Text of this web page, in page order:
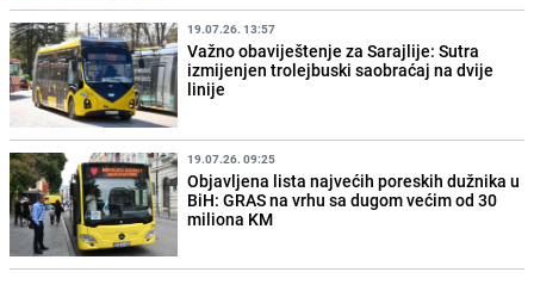
19.07.26. 13:57
Važno obaviještenje za Sarajlije: Sutra
izmijenjen trolejbuski saobraćaj na dvije
linije
19.07.26. 09:25
Objavljena lista najvećih poreskih dužnika u
BiH: GRAS na vrhu sa dugom većim od 30
miliona KM